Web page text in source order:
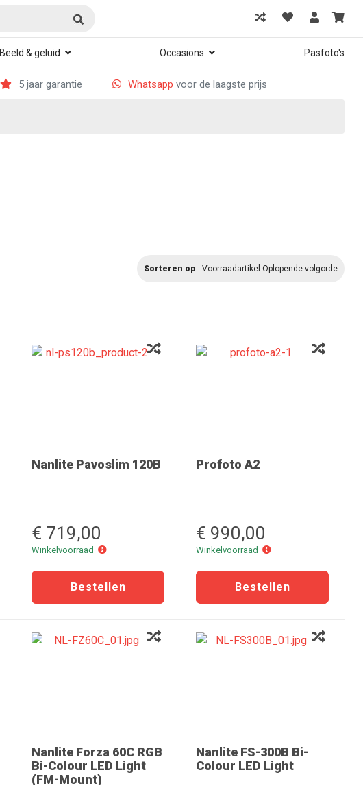
Beeld & geluid Occasions Pasfoto's
5 jaar garantie Whatsapp voor de laagste prijs
Sorteren op Voorraadartikel Oplopende volgorde
Nanlite Pavoslim 120B
€ 719,00
Winkelvoorraad Winkelvoorraad
Profoto A2
€ 990,00
Winkelvoorraad Winkelvoorraad
Nanlite Forza 60C RGB
Bi-Colour LED Light
(FM-Mount)
Nanlite FS-300B Bi-
Colour LED Light